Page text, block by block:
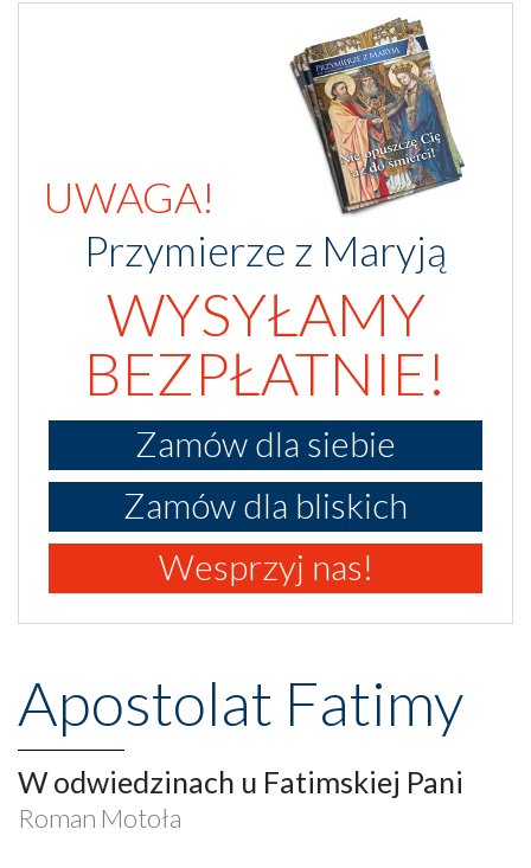
UWAGA!
Przymierze z Maryją
WYSYŁAMY
BEZPŁATNIE!
Zamów dla siebie
Zamów dla bliskich
Wesprzyj nas!
Apostolat Fatimy
W odwiedzinach u Fatimskiej Pani
Roman Motoła